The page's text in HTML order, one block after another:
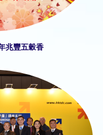
善水務規管，
，可登入以下
月29日-經濟日報
兆豐五穀香